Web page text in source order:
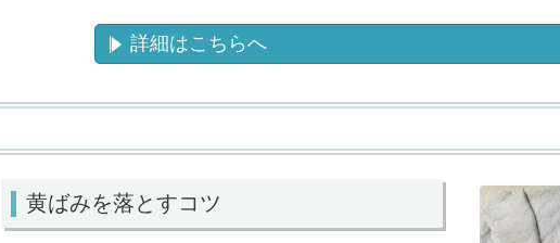
詳細はこちらへ
黄ばみを落とすコツ